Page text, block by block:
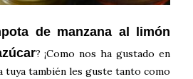
de manzana al limón
? ¡Como nos ha gustado en
tuya también les guste tanto como